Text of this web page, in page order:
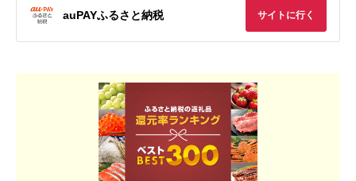
auPAYふるさと納税 サイトに行く